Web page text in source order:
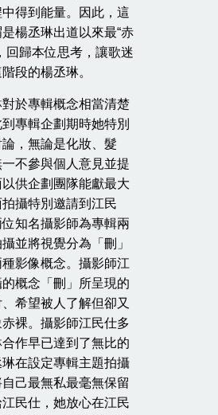
得到能量。因此，這
楊丞琳出道以來最“赤
回歸本位思考，讓歌迷
段的楊丞琳。
於專輯概念相當清楚
專輯企劃期時她特別
，無論是化妝、髮
不參與個人意見並提
供企劃團隊能獻最大
攝特別邀請到江民
知名攝影師為專輯兩
並將視覺分為「刪」
影像概念。攝影師江
概念「刪」所呈現的
希望被人了解但卻又
裸。攝影師江民仕多
作早已達到了無比的
在設定專輯主題拍攝
己最無私最毫無保留
民仕，她放心在江民